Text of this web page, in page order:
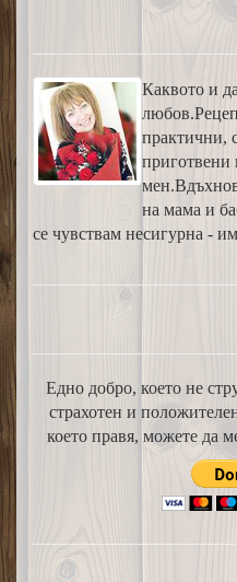
Каквото и
практични,
на мама и
се чувствам несигурна -
Едно добро, което не
страхотен и
което правя, можете да